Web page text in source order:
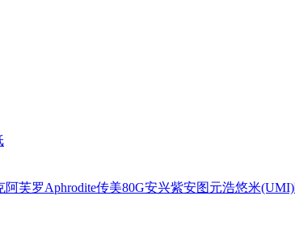
阿芙罗Aphrodite传美80G安兴紫安图元浩悠米(UMI)